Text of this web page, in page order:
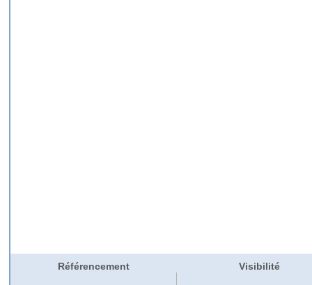
Référencement Visibilité